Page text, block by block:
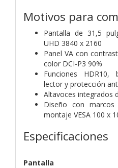
Motivos para
Pantalla de 31,5
UHD 3840 x 2160
Panel VA con
color DCI-P3 90%
Funciones
lector y protección
Altavoces integrados
Diseño con
montaje VESA 100 x
Especificaciones
Pantalla